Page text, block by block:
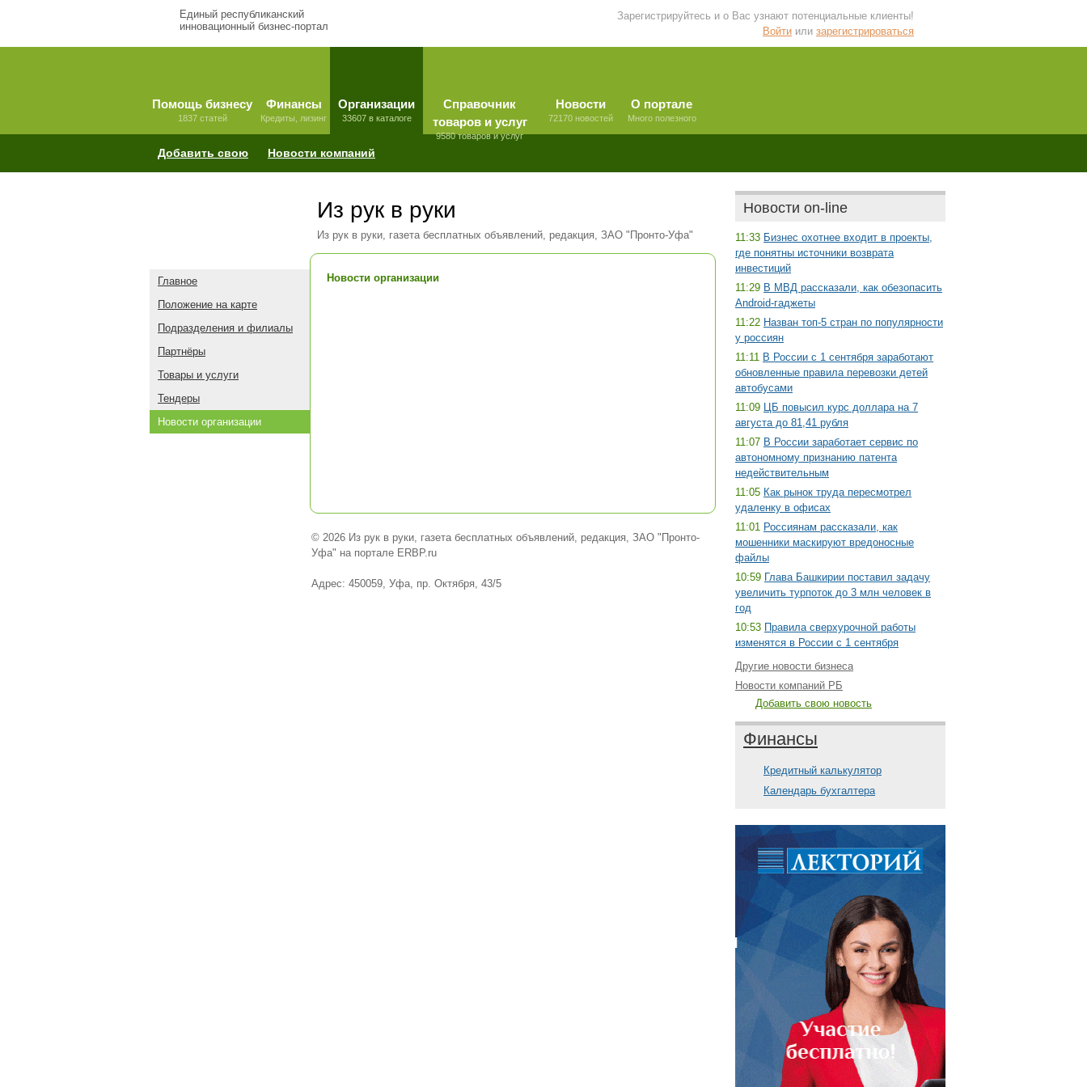
Единый республиканский
инновационный бизнес-портал
Зарегистрируйтесь и о Вас узнают потенциальные клиенты!
Войти или зарегистрироваться
Помощь бизнесу
1837 статей
Финансы
Кредиты, лизинг
Организации
33607 в каталоге
Справочник
товаров и услуг
9580 товаров и услуг
Новости
72170 новостей
О портале
Много полезного
Добавить свою Новости компаний
Из рук в руки
Из рук в руки, газета бесплатных объявлений, редакция, ЗАО "Пронто-Уфа"
Главное
Положение на карте
Подразделения и филиалы
Партнёры
Товары и услуги
Тендеры
Новости организации
Новости организации
© 2026 Из рук в руки, газета бесплатных объявлений, редакция, ЗАО "Пронто-
Уфа" на портале ERBP.ru
Адрес: 450059, Уфа, пр. Октября, 43/5
Новости on-line
11:33 Бизнес охотнее входит в проекты,
где понятны источники возврата
инвестиций
11:29 В МВД рассказали, как обезопасить
Android-гаджеты
11:22 Назван топ-5 стран по популярности
у россиян
11:11 В России с 1 сентября заработают
обновленные правила перевозки детей
автобусами
11:09 ЦБ повысил курс доллара на 7
августа до 81,41 рубля
11:07 В России заработает сервис по
автономному признанию патента
недействительным
11:05 Как рынок труда пересмотрел
удаленку в офисах
11:01 Россиянам рассказали, как
мошенники маскируют вредоносные
файлы
10:59 Глава Башкирии поставил задачу
увеличить турпоток до 3 млн человек в
год
10:53 Правила сверхурочной работы
изменятся в России с 1 сентября
Другие новости бизнеса
Новости компаний РБ
Добавить свою новость
Финансы
Кредитный калькулятор
Календарь бухгалтера